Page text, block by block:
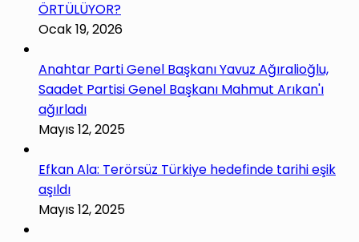
ÖRTÜLÜYOR?
Ocak 19, 2026
Anahtar Parti Genel Başkanı Yavuz Ağıralioğlu,
Saadet Partisi Genel Başkanı Mahmut Arıkan'ı
ağırladı
Mayıs 12, 2025
Efkan Ala: Terörsüz Türkiye hedefinde tarihi eşik
aşıldı
Mayıs 12, 2025